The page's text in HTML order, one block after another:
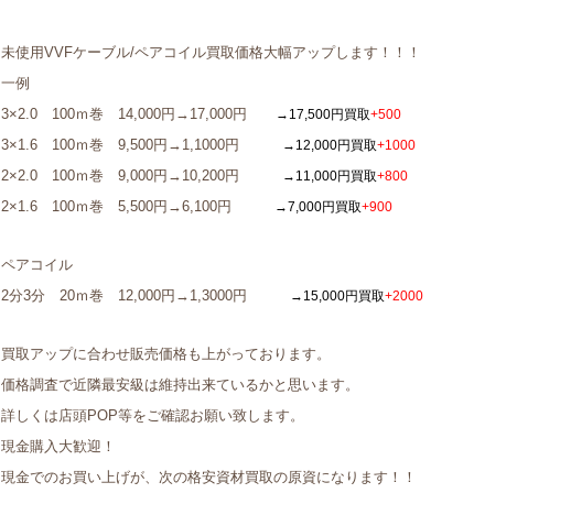
未使用VVFケーブル/ペアコイル買取価格大幅アップします！！！
一例
3×2.0 100ｍ巻 14,000円→17,000円
→17,500円買取+500
3×1.6 100ｍ巻 9,500円→1,1000円 →12,000円買取+1000
2×2.0 100ｍ巻 9,000円→10,200円 →11,000円買取+800
2×1.6 100ｍ巻 5,500円→6,100円 →7,000円買取+900
ペアコイル
2分3分 20ｍ巻 12,000円→1,3000円
→15,000円買取+2000
買取アップに合わせ販売価格も上がっております。
価格調査で近隣最安級は維持出来ているかと思います。
詳しくは店頭POP等をご確認お願い致します。
現金購入大歓迎！
現金でのお買い上げが、次の格安資材買取の原資になります！！